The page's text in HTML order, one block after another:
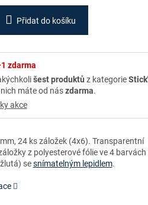
Přidat do košíku
zdarma
šest produktů z kategorie
máte od nászdarma.
akce
24 ks záložek (4x6). Transparentní
z polyesterové fólie ve 4 barvách
sesnímatelným lepidlem.